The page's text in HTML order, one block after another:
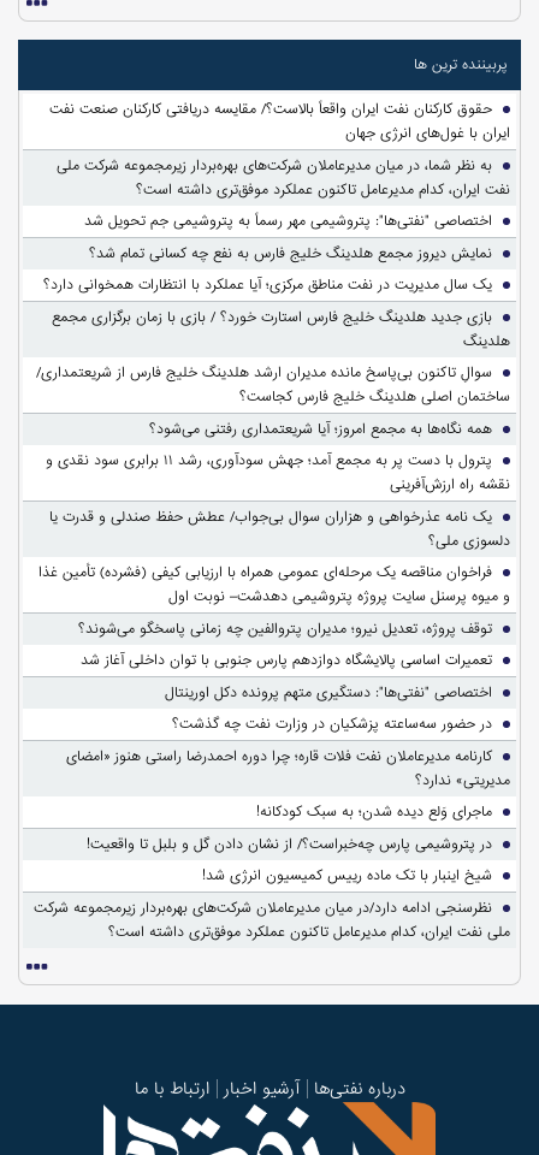
پربیننده ترین ها
حقوق کارکنان نفت ایران واقعاً بالاست؟/ مقایسه دریافتی کارکنان صنعت نفت
ایران با غول‌های انرژی جهان
به نظر شما، در میان مدیرعاملان شرکت‌های بهره‌بردار زیرمجموعه شرکت ملی
نفت ایران، کدام مدیرعامل تاکنون عملکرد موفق‌تری داشته است؟
اختصاصی "نفتی‌ها": پتروشیمی مهر رسماً به پتروشیمی جم تحویل شد
نمایش دیروز مجمع هلدینگ خلیج فارس به نفع چه کسانی تمام شد؟
یک سال مدیریت در نفت مناطق مرکزی؛ آیا عملکرد با انتظارات همخوانی دارد؟
بازی جدید هلدینگ خلیج فارس استارت خورد؟ / بازی با زمان برگزاری مجمع
هلدینگ
سوالِ تاکنون بی‌پاسخ مانده مدیران ارشد هلدینگ خلیج فارس از شریعتمداری/
ساختمان اصلی هلدینگ خلیج فارس کجاست؟
همه نگاه‌ها به مجمع امروز؛ آیا شریعتمداری رفتنی می‌شود؟
پترول با دست پر به مجمع آمد؛ جهش سودآوری، رشد ۱۱ برابری سود نقدی و
نقشه راه ارزش‌آفرینی
یک نامه عذرخواهی و هزاران سوال بی‌جواب/ عطش حفظ صندلی و قدرت یا
دلسوزی ملی؟
فراخوان مناقصه یک مرحله‌ای عمومی همراه با ارزیابی کیفی (فشرده) تأمین غذا
و میوه پرسنل سایت پروژه پتروشیمی دهدشت– نوبت اول
توقف پروژه، تعدیل نیرو؛ مدیران پتروالفین چه زمانی پاسخگو می‌شوند؟
تعمیرات اساسی پالایشگاه دوازدهم پارس جنوبی با توان داخلی آغاز شد
اختصاصی "نفتی‌ها": دستگیری متهم پرونده دکل اورینتال
در حضور سه‌ساعته پزشکیان در وزارت نفت چه گذشت؟
کارنامه مدیرعاملان نفت فلات قاره؛ چرا دوره احمدرضا راستی هنوز «امضای
مدیریتی» ندارد؟
ماجرای وَلع دیده شدن؛ به سبک کودکانه!
در پتروشیمی پارس چه‌خبراست؟/ از نشان دادن گل و بلبل تا واقعیت!
شیخ اینبار با تک ماده رییس کمیسیون انرژی شد!
نظرسنجی ادامه دارد/در میان مدیرعاملان شرکت‌های بهره‌بردار زیرمجموعه شرکت
ملی نفت ایران، کدام مدیرعامل تاکنون عملکرد موفق‌تری داشته است؟
درباره نفتی‌ها آرشیو اخبار ارتباط با ما